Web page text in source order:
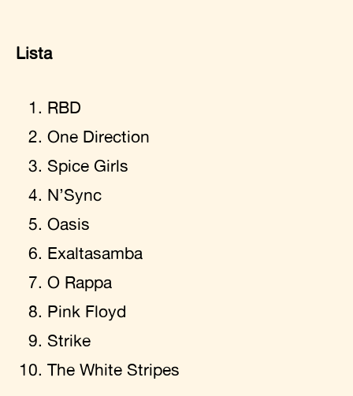
Lista
RBD
One Direction
Spice Girls
N’Sync
Oasis
Exaltasamba
O Rappa
Pink Floyd
Strike
The White Stripes